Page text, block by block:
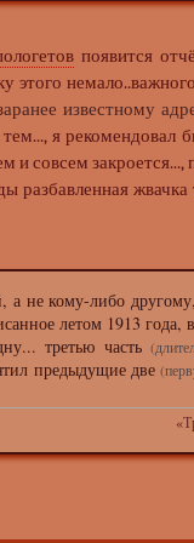
появится
известному
я рекомендовал
и совсем закроется...,
разбавленная
а не кому-либо
летом 1913
третью часть
предыдущие две
«